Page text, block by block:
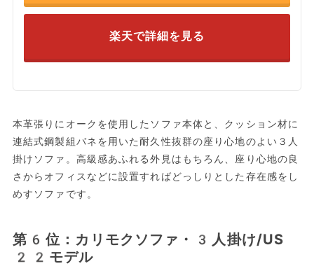
楽天で詳細を見る
本革張りにオークを使用したソファ本体と、クッション材に
連結式鋼製組バネを用いた耐久性抜群の座り心地のよい３人
掛けソファ。高級感あふれる外見はもちろん、座り心地の良
さからオフィスなどに設置すればどっしりとした存在感をし
めすソファです。
第6位：カリモクソファ・3人掛け/US
22モデル